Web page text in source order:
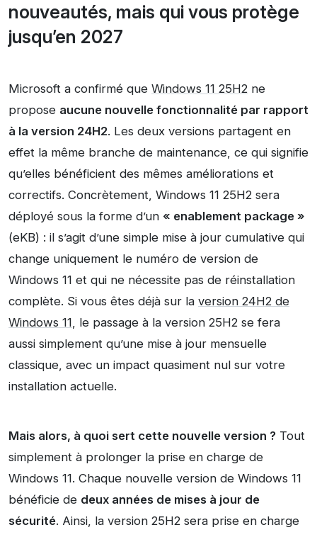
nouveautés, mais qui vous protège
jusqu’en 2027
Microsoft a confirmé que Windows 11 25H2 ne
propose aucune nouvelle fonctionnalité par rapport
à la version 24H2. Les deux versions partagent en
effet la même branche de maintenance, ce qui signifie
qu’elles bénéficient des mêmes améliorations et
correctifs. Concrètement, Windows 11 25H2 sera
déployé sous la forme d’un « enablement package »
(eKB) : il s’agit d’une simple mise à jour cumulative qui
change uniquement le numéro de version de
Windows 11 et qui ne nécessite pas de réinstallation
complète. Si vous êtes déjà sur la version 24H2 de
Windows 11, le passage à la version 25H2 se fera
aussi simplement qu’une mise à jour mensuelle
classique, avec un impact quasiment nul sur votre
installation actuelle.
Mais alors, à quoi sert cette nouvelle version ? Tout
simplement à prolonger la prise en charge de
Windows 11. Chaque nouvelle version de Windows 11
bénéficie de deux années de mises à jour de
sécurité. Ainsi, la version 25H2 sera prise en charge